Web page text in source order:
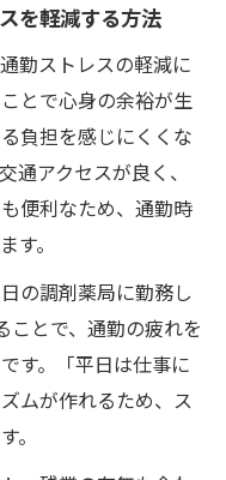
剤師の求人探し
るワークライフバ
２日求人の選び
全週休２日求人の
休２日制の魅力
を軽減する方法
勤ストレスの軽減に
とで心身の余裕が生
負担を感じにくくな
通アクセスが良く、
便利なため、通勤時
す。
の調剤薬局に勤務し
ことで、通勤の疲れを
す。「平日は仕事に
ムが作れるため、ス
。